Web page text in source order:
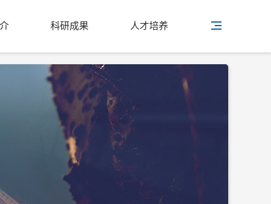
科研成果 人才培养